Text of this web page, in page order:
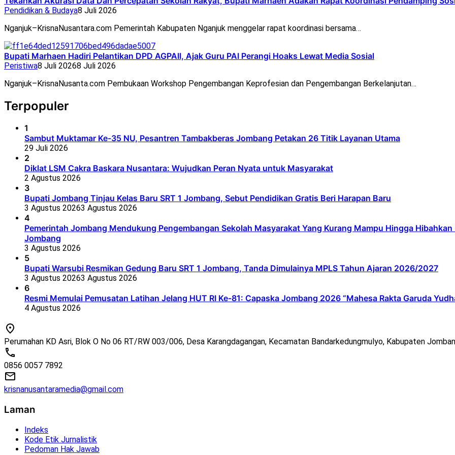
Pendidikan & Budaya8 Juli 2026
Nganjuk–KrisnaNusantara.com Pemerintah Kabupaten Nganjuk menggelar rapat koordinasi bersama…
Bupati Marhaen Hadiri Pelantikan DPD AGPAII, Ajak Guru PAI Perangi Hoaks Lewat Media Sosial
Peristiwa8 Juli 20268 Juli 2026
Nganjuk–KrisnaNusanta.com Pembukaan Workshop Pengembangan Keprofesian dan Pengembangan Berkelanjutan…
Terpopuler
1
Sambut Muktamar Ke-35 NU, Pesantren Tambakberas Jombang Petakan 26 Titik Layanan Utama
29 Juli 2026
2
Diklat LSM Cakra Baskara Nusantara: Wujudkan Peran Nyata untuk Masyarakat
2 Agustus 2026
3
Bupati Jombang Tinjau Kelas Baru SRT 1 Jombang, Sebut Pendidikan Gratis Beri Harapan Baru
3 Agustus 20263 Agustus 2026
4
Pemerintah Jombang Mendukung Pengembangan Sekolah Masyarakat Yang Kurang Mampu Hingga
Jombang
3 Agustus 2026
5
Bupati Warsubi Resmikan Gedung Baru SRT 1 Jombang, Tanda Dimulainya MPLS Tahun Ajaran 2026/2027
3 Agustus 20263 Agustus 2026
6
Resmi Memulai Pemusatan Latihan Jelang HUT RI Ke-81: Capaska Jombang 2026 “Mahesa Rakta Garuda
4 Agustus 2026
Perumahan KD Asri, Blok O No 06 RT/RW 003/006, Desa Karangdagangan, Kecamatan Bandarkedungmulyo, Kabupaten
0856 0057 7892
krisnanusantaramedia@gmail.com
Laman
Indeks
Kode Etik Jurnalistik
Pedoman Hak Jawab